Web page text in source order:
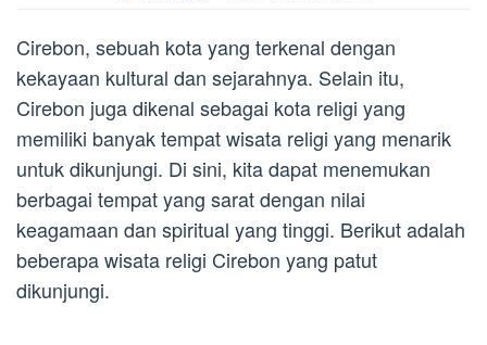
Cirebon, sebuah kota yang terkenal dengan
kekayaan kultural dan sejarahnya. Selain itu,
Cirebon juga dikenal sebagai kota religi yang
memiliki banyak tempat wisata religi yang menarik
untuk dikunjungi. Di sini, kita dapat menemukan
berbagai tempat yang sarat dengan nilai
keagamaan dan spiritual yang tinggi. Berikut adalah
beberapa wisata religi Cirebon yang patut
dikunjungi.